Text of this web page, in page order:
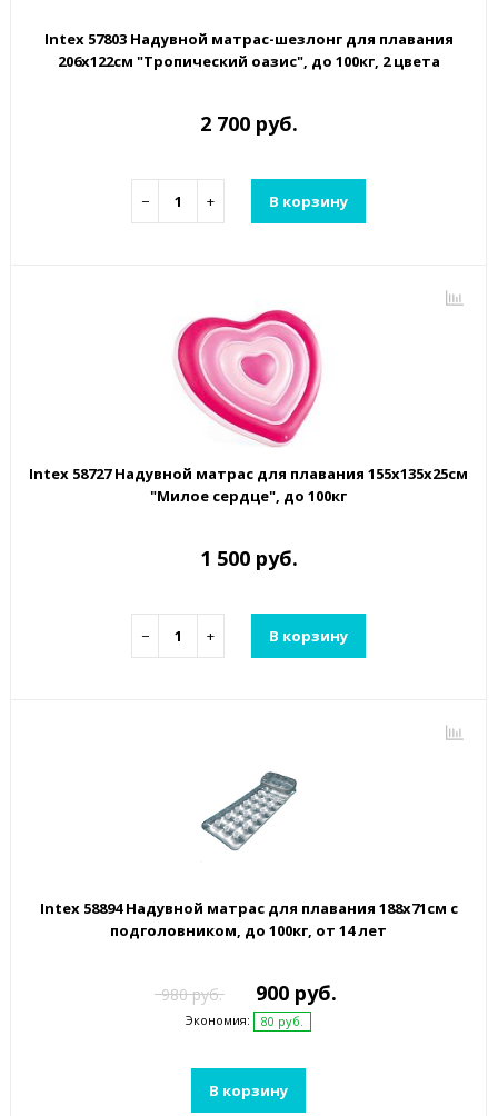
Intex 57803 Надувной матрас-шезлонг для плавания
206х122см "Тропический оазис", до 100кг, 2 цвета
2 700 руб.
− + В корзину
Intex 58727 Надувной матрас для плавания 155х135х25см
"Милое сердце", до 100кг
1 500 руб.
− + В корзину
Intex 58894 Надувной матрас для плавания 188х71см с
подголовником, до 100кг, от 14 лет
980 руб. 900 руб.
Экономия: 80 руб.
В корзину